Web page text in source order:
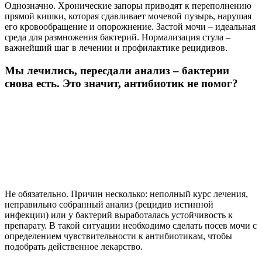
Однозначно. Хронические запоры приводят к переполнению
прямой кишки, которая сдавливает мочевой пузырь, нарушая
его кровообращение и опорожнение. Застой мочи – идеальная
среда для размножения бактерий. Нормализация стула –
важнейший шаг в лечении и профилактике рецидивов.
Мы лечились, пересдали анализ – бактерии
снова есть. Это значит, антибиотик не помог?
Не обязательно. Причин несколько: неполный курс лечения,
неправильно собранный анализ (рецидив истинной
инфекции) или у бактерий выработалась устойчивость к
препарату. В такой ситуации необходимо сделать посев мочи с
определением чувствительности к антибиотикам, чтобы
подобрать действенное лекарство.